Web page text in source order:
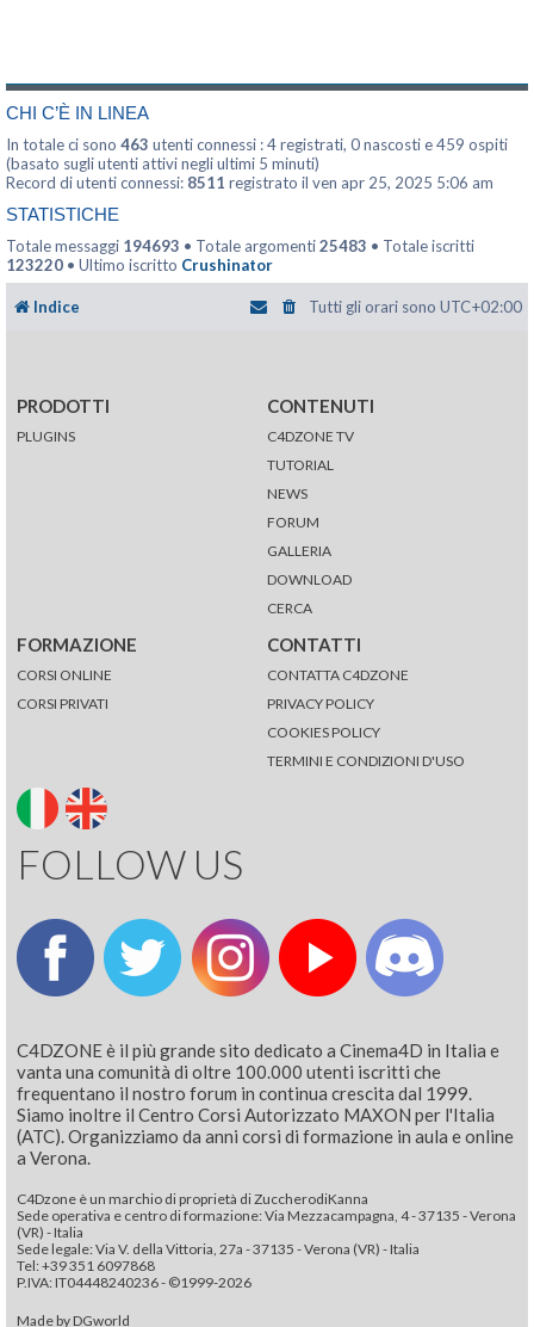
CHI C’È IN LINEA
In totale ci sono 463 utenti connessi : 4 registrati, 0 nascosti e 459 ospiti
(basato sugli utenti attivi negli ultimi 5 minuti)
Record di utenti connessi: 8511 registrato il ven apr 25, 2025 5:06 am
STATISTICHE
Totale messaggi 194693 • Totale argomenti25483 • Totale iscritti
123220 • Ultimo iscritto Crushinator
Indice Tutti gli orari sono UTC+02:00
PRODOTTI
PLUGINS
CONTENUTI
C4DZONE TV
TUTORIAL
NEWS
FORUM
GALLERIA
DOWNLOAD
CERCA
FORMAZIONE
CORSI ONLINE
CORSI PRIVATI
CONTATTI
CONTATTA C4DZONE
PRIVACY POLICY
COOKIES POLICY
TERMINI E CONDIZIONI D'USO
FOLLOW US
C4DZONE è il più grande sito dedicato a Cinema4D in Italia e
vanta una comunità di oltre 100.000 utenti iscritti che
frequentano il nostro forum in continua crescita dal 1999.
Siamo inoltre il Centro Corsi Autorizzato MAXON per l'Italia
(ATC). Organizziamo da anni corsi di formazione in aula e online
a Verona.
C4Dzone è un marchio di proprietà di ZuccherodiKanna
Sede operativa e centro di formazione: Via Mezzacampagna, 4 - 37135 - Verona
(VR) - Italia
Sede legale: Via V. della Vittoria, 27a - 37135 - Verona (VR) - Italia
Tel: +39 351 6097868‬
P.IVA: IT04448240236 - ©1999-2026
Made by DGworld